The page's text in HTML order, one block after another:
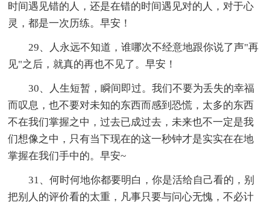
时间遇见错的人，还是在错的时间遇见对的人，对于心
灵，都是一次历练。早安！
29、人永远不知道，谁哪次不经意地跟你说了声"再
见"之后，就真的再也不见了。早安！
30、人生短暂，瞬间即过。我们不要为丢失的幸福
而叹息，也不要对未知的东西而感到恐慌，太多的东西
不在我们掌握之中，过去已成过去，未来也不一定是我
们想像之中，只有当下现在的这一秒钟才是实实在在地
掌握在我们手中的。早安~
31、何时何地你都要明白，你是活给自己看的，别
把别人的评价看的太重，凡事只要与问心无愧，不必计